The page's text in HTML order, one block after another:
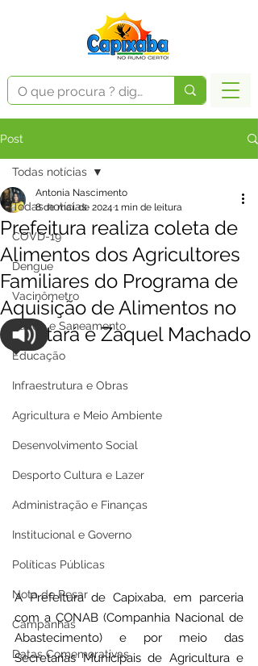
Post
Todas notícias
COVD-19
Dengue
Vacinômetro
Saúde e Saneamento
Educação
Infraestrutura e Obras
Agricultura e Meio Ambiente
Desenvolvimento Social
Desporto Cultura e Lazer
Administração e Finanças
Institucional e Governo
Políticas Públicas
Nota de Pesar
Campanhas
Datas Comemorativas
Todas notícias
Prefeitura realiza coleta de
Alimentos dos Agricultores
Familiares do Programa de
Aquisição de Alimentos no
Capatará e Zaquel Machado
Antonia Nascimento
8 de mai. de 2024 1 min de leitura
A Prefeitura de Capixaba, em parceria
com a CONAB (Companhia Nacional de
Abastecimento) e por meio das
Secretarias Municipais de Agricultura e